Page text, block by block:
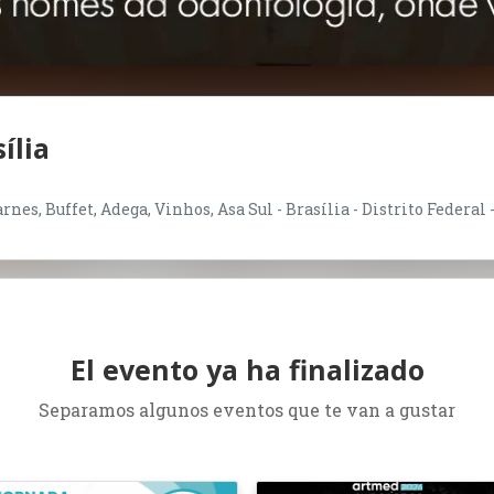
Buffet, Adega, Vinhos, Asa Sul - Brasília - Distrito Federal
El evento ya ha finalizado
Separamos algunos eventos que te van a gustar